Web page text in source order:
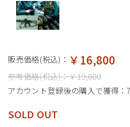
販売価格(税込)： ￥16,800
参考価格(税込)：￥19,000
アカウント登録後の購入で獲得：
SOLD OUT